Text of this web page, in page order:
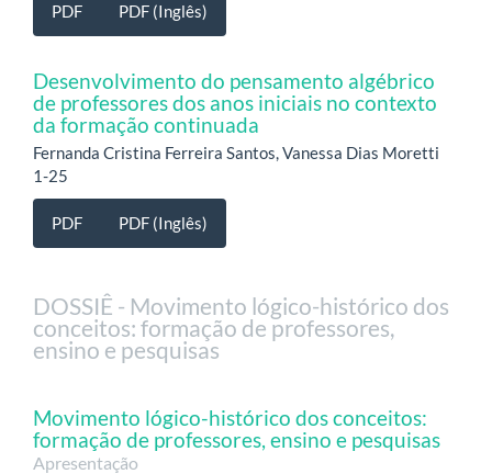
PDF PDF (Inglês)
Desenvolvimento do pensamento algébrico
de professores dos anos iniciais no contexto
da formação continuada
Fernanda Cristina Ferreira Santos, Vanessa Dias Moretti
1-25
PDF PDF (Inglês)
DOSSIÊ - Movimento lógico-histórico dos
conceitos: formação de professores,
ensino e pesquisas
Movimento lógico-histórico dos conceitos:
formação de professores, ensino e pesquisas
Apresentação